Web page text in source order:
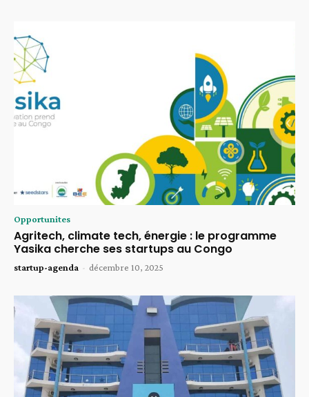
Opportunites
Agritech, climate tech, énergie : le programme
Yasika cherche ses startups au Congo
startup-agenda - décembre 10, 2025